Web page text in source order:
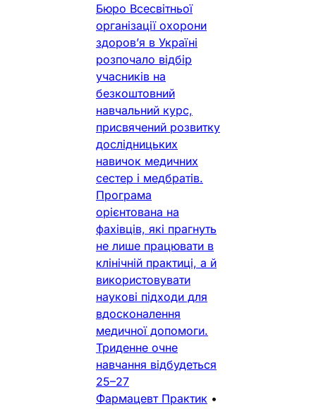
Бюро Всесвітньої
організації охорони
здоров’я в Україні
розпочало відбір
учасників на
безкоштовний
навчальний курс,
присвячений розвитку
дослідницьких
навичок медичних
сестер і медбратів.
Програма
орієнтована на
фахівців, які прагнуть
не лише працювати в
клінічній практиці, а й
використовувати
наукові підходи для
вдосконалення
медичної допомоги.
Триденне очне
навчання відбудеться
25–27
Фармацевт Практик •